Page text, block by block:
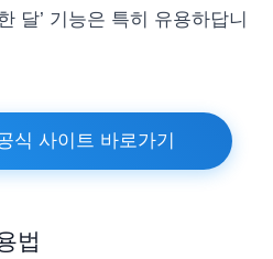
달’ 기능은 특히 유용하답니
식 사이트 바로가기
법